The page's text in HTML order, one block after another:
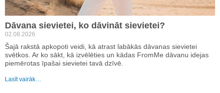
Dāvana sievietei, ko dāvināt sievietei?
02.08.2026
Šajā rakstā apkopoti veidi, kā atrast labākās dāvanas sievietei
svētkos. Ar ko sākt, kā izvēlēties un kādas FromMe dāvanu idejas
piemērotas īpašai sievietei tavā dzīvē.
Lasīt vairāk…